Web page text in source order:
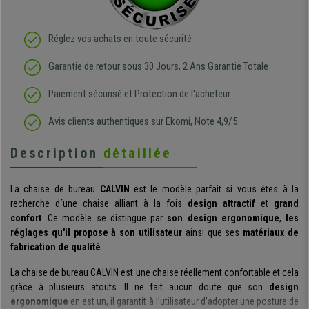
Réglez vos achats en toute sécurité
Garantie de retour sous 30 Jours, 2 Ans Garantie Totale
Paiement sécurisé et Protection de l'acheteur
Avis clients authentiques sur Ekomi, Note 4,9/5
Description détaillée
La chaise de bureau CALVIN
est le modèle parfait si vous êtes à la
recherche d´une chaise alliant à la fois design attractif et grand
confort. Ce modèle se distingue par son design ergonomique,
les
réglages qu'il propose à son utilisateur ainsi que ses matériaux de
fabrication de qualité.
La chaise de bureau CALVIN est une chaise réellement confortable et cela
grâce à plusieurs atouts. Il ne fait aucun doute que son design
ergonomique en est un, il garantit à l’utilisateur d’adopter une posture de